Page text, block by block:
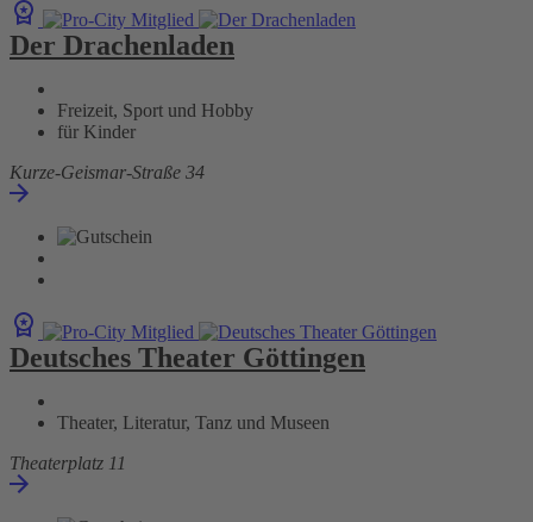
Der Drachenladen
Freizeit, Sport und Hobby
für Kinder
Kurze-Geismar-Straße 34
Deutsches Theater Göttingen
Theater, Literatur, Tanz und Museen
Theaterplatz 11